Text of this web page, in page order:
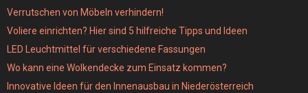
Verrutschen von Möbeln verhindern!
Voliere einrichten? Hier sind 5 hilfreiche Tipps und Ideen
LED Leuchtmittel für verschiedene Fassungen
Wo kann eine Wolkendecke zum Einsatz kommen?
Innovative Ideen für den Innenausbau in Niederösterreich